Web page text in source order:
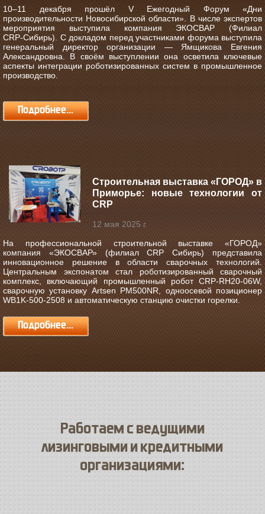
10–11 декабря прошёл V Ежегодный Форум «Дни
производительности Новосибирской области».В числе экспертов
мероприятия выступила компания ЭКОСВАР (Филиал
CRP‑Сибирь). С докладом перед участниками форума выступила
генеральный директор организации — Ямщикова Евгения
Александровна. В своём выступлении она осветила ключевые
аспекты интеграции роботизированных систем в промышленное
производство.
Подробнее...
Строительная выставка «ГОРОД» в
Приморье: новые технологии от
CRP
12 мая 2025 г.
На профессиональной строительной выставке «ГОРОД»
компания «ЭКОСВАР» (филиал CRP Сибирь) представила
инновационное решение в области сварочных технологий.
Центральным экспонатом стал роботизированный сварочный
комплекс, включающий промышленный робот CRP-RH20-06W,
сварочную установку Artsen PM500NR, одноосевой позиционер
WB1K-500-2508 и автоматическую станцию очистки горелки.
Подробнее...
Работаем с ведущими
лизинговыми и кредитными
организациями: